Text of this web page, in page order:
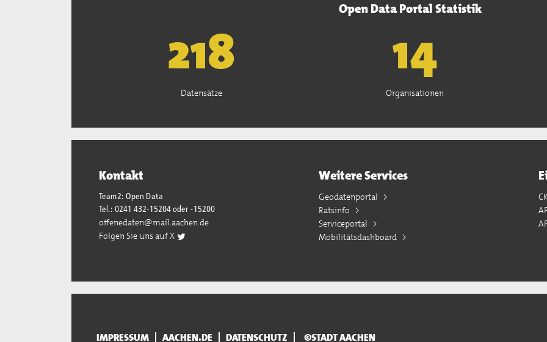
Open Data Portal Statistik
221
Datensätze
15
Organisationen
Kontakt
Team2: Open Data
Tel.: 0241 432-15204 oder -15200
offenedaten@mail.aachen.de
Folgen Sie uns auf X
Weitere Services
Geodatenportal
Ratsinfo
Serviceportal
Mobilitätsdashboard
IMPRESSUM AACHEN.DE DATENSCHUTZ ©STADT AACHEN